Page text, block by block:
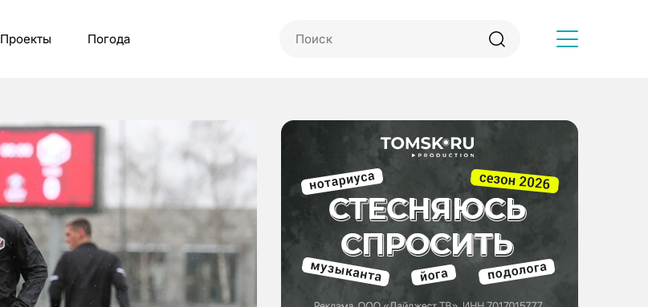
Проекты Погода